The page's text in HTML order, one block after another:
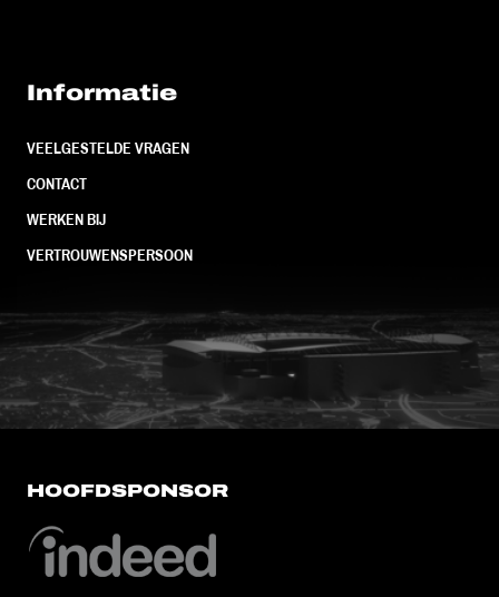
Informatie
VEELGESTELDE VRAGEN
CONTACT
WERKEN BIJ
VERTROUWENSPERSOON
FC Utrecht<br>vanuit<br>het
HOOFDSPONSOR